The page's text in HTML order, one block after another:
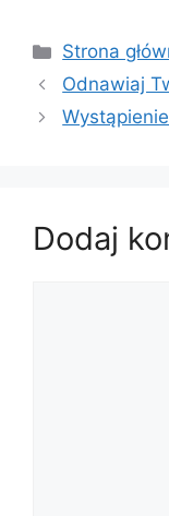
Strona
Odnawiaj
Dodaj